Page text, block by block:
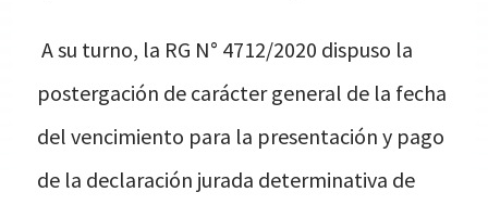
A su turno, la RG N° 4712/2020 dispuso la
postergación de carácter general de la fecha
del vencimiento para la presentación y pago
de la declaración jurada determinativa de